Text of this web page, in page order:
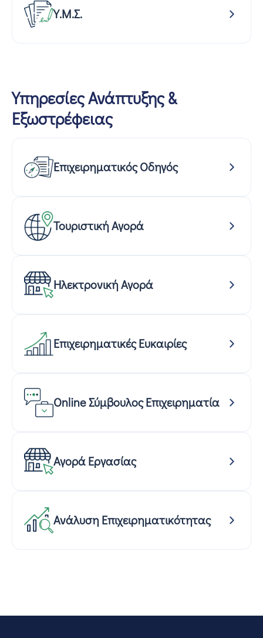
Υ.Μ.Σ.
Υπηρεσίες Ανάπτυξης &
Εξωστρέφειας
Επιχειρηματικός Οδηγός
Τουριστική Αγορά
Ηλεκτρονική Αγορά
Επιχειρηματικές Ευκαιρίες
Online Σύμβουλος Επιχειρηματία
Αγορά Εργασίας
Ανάλυση Επιχειρηματικότητας